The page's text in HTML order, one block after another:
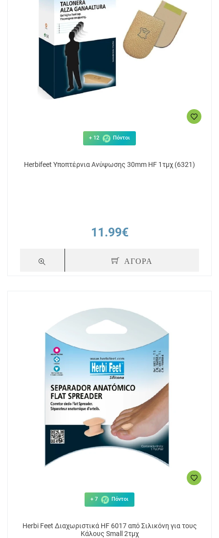
+ 12 Πόντοι
Herbifeet Υποπτέρνια Ανύψωσης 30mm HF 1τμχ (6321)
11.99€
ΑΓΟΡΑ
+ 7 Πόντοι
Herbi Feet Διαχωριστικά HF 6017 από Σιλικόνη για τους
Κάλους Small 2τμχ